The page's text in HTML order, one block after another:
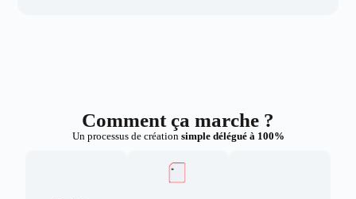
Comment ça marche ?
Un processus de création simple délégué à 100%